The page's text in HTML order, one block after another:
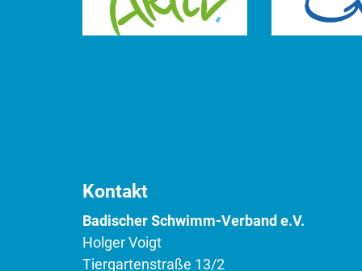
Kontakt
Badischer Schwimm-Verband e.V.
Holger Voigt
Tiergartenstraße 13/2